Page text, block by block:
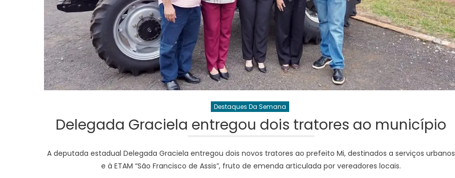
Destaques Da Semana
Delegada Graciela entregou dois tratores ao município
A deputada estadual Delegada Graciela entregou dois novos tratores ao prefeito Mi, destinados a serviços urbanos
e à ETAM “São Francisco de Assis”, fruto de emenda articulada por vereadores locais.